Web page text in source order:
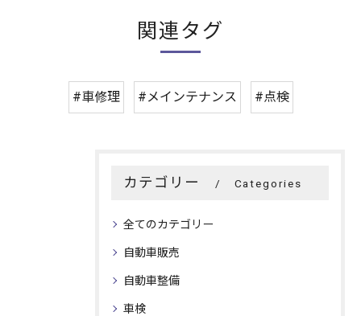
関連タグ
#車修理 #メインテナンス #点検
カテゴリー Categories
全てのカテゴリー
自動車販売
自動車整備
車検